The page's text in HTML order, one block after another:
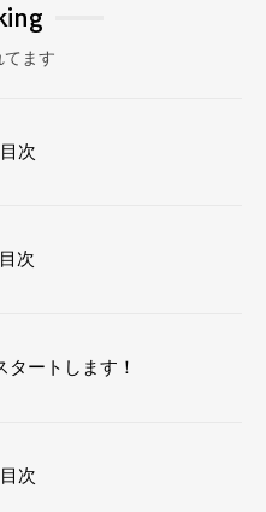
てます
次
次
ートします！
次